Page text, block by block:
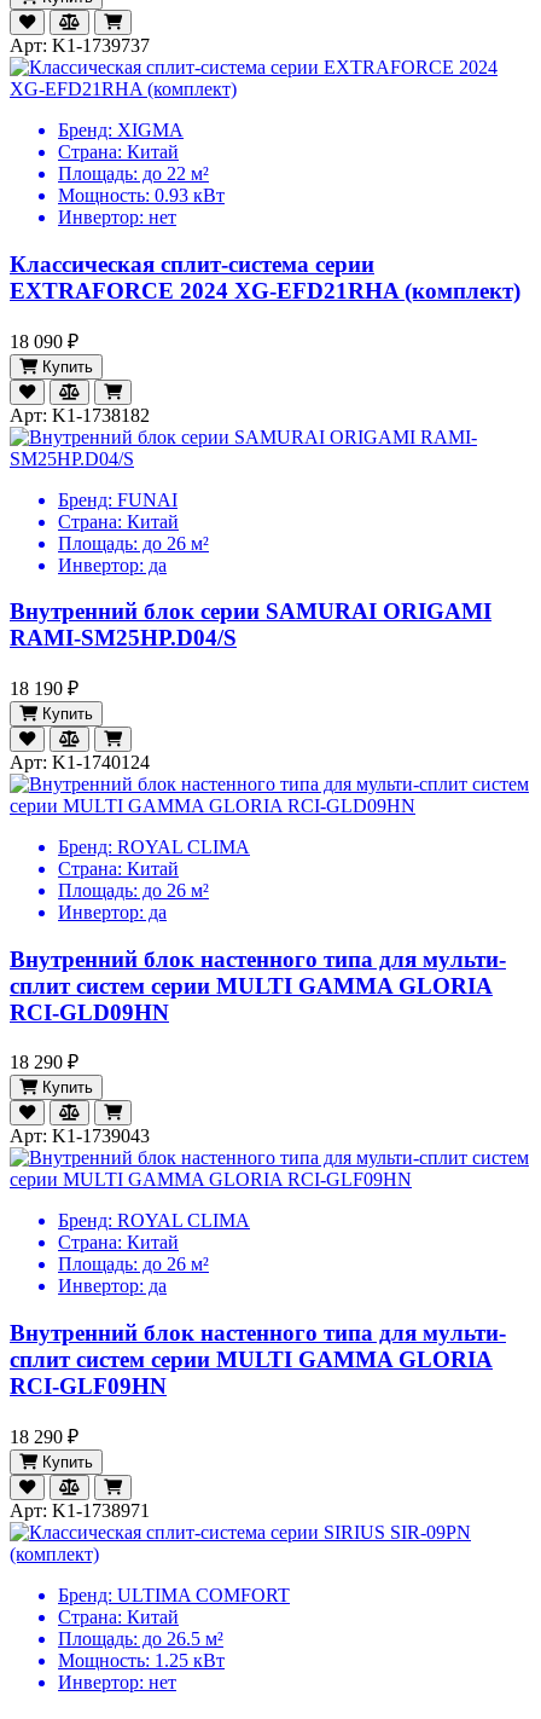
Арт: K1-1739737
Бренд: XIGMA
Страна: Китай
Площадь: до 22 м²
Мощность: 0.93 кВт
Инвертор: нет
Классическая сплит-система серии
EXTRAFORCE 2024 XG-EFD21RHA (комплект)
18 090 ₽
Купить
Арт: K1-1738182
Бренд: FUNAI
Страна: Китай
Площадь: до 26 м²
Инвертор: да
Внутренний блок серии SAMURAI ORIGAMI
RAMI-SM25HP.D04/S
18 190 ₽
Купить
Арт: K1-1740124
Бренд: ROYAL CLIMA
Страна: Китай
Площадь: до 26 м²
Инвертор: да
Внутренний блок настенного типа для мульти-
сплит систем серии MULTI GAMMA GLORIA
RCI-GLD09HN
18 290 ₽
Купить
Арт: K1-1739043
Бренд: ROYAL CLIMA
Страна: Китай
Площадь: до 26 м²
Инвертор: да
Внутренний блок настенного типа для мульти-
сплит систем серии MULTI GAMMA GLORIA
RCI-GLF09HN
18 290 ₽
Купить
Арт: K1-1738971
Бренд: ULTIMA COMFORT
Страна: Китай
Площадь: до 26.5 м²
Мощность: 1.25 кВт
Инвертор: нет